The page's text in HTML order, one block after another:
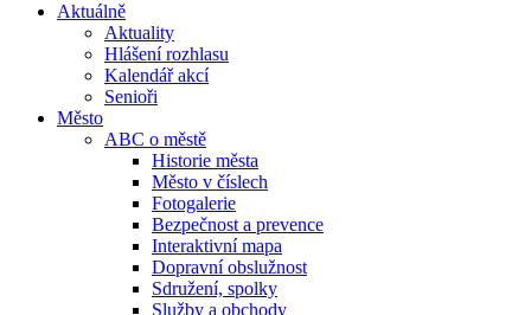
Aktuálně
Aktuality
Hlášení rozhlasu
Kalendář akcí
Senioři
Město
ABC o městě
Historie města
Město v číslech
Fotogalerie
Bezpečnost a prevence
Interaktivní mapa
Dopravní obslužnost
Sdružení, spolky
Služby a obchody